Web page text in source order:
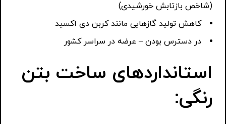
(شاخص بازتابش خورشیدی)
کاهش تولید گازهایی مانند کربن دی اکسید
در دسترس بودن – عرضه در سراسر کشور
استانداردهای ساخت بتن
رنگی: